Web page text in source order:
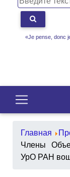
«Je pense, donc
Главная
Члены
УрО РАН